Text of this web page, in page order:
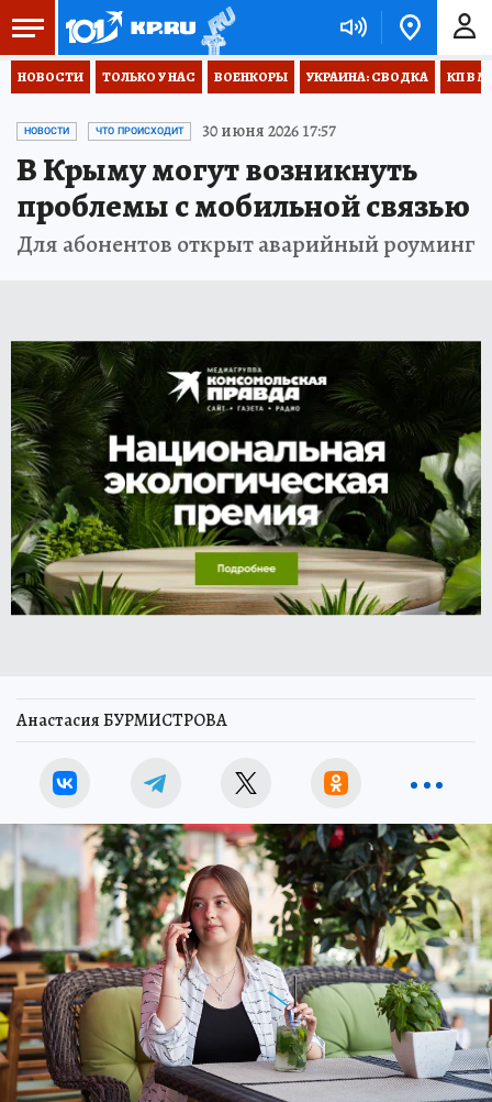
НОВОСТИ ТОЛЬКО У НАС ВОЕНКОРЫ УКРАИНА: СВОДКА КП В
НОВОСТИ ЧТО ПРОИСХОДИТ 30 июня 2026 17:57
В Крыму могут возникнуть
проблемы с мобильной связью
Для абонентов открыт аварийный роуминг
Анастасия БУРМИСТРОВА